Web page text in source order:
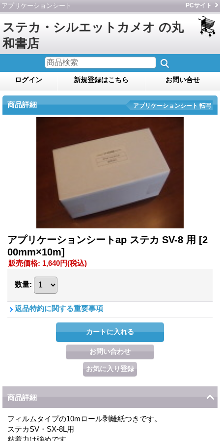
アプリケーションシート PCサイト
ステカ・シルエットカメオ の丸
和書店
ログイン 新規登録はこちら お問い合せ
商品詳細 アプリケーションシート 転写
アプリケーションシートap ステカ SV-8 用 [2
00mm×10m]
販売価格: 1,640円(税込)
数量:
返品特約に関する重要事項
商品詳細
フィルムタイプの10mロール剥離紙つきです。
ステカSV・SX-8L用
粘着力は強めです。